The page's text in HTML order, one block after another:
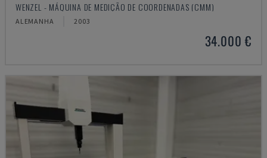
WENZEL - MÁQUINA DE MEDIÇÃO DE COORDENADAS (CMM)
ALEMANHA 2003
34.000 €